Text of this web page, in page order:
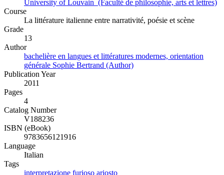
University of Louvain (Faculté de philosophie, arts et lettres)
Course
La littérature italienne entre narrativité, poésie et scène
Grade
13
Author
bachelière en langues et littératures modernes, orientation
générale Sophie Bertrand (Author)
Publication Year
2011
Pages
4
Catalog Number
V188236
ISBN (eBook)
9783656121916
Language
Italian
Tags
interpretazione furioso ariosto